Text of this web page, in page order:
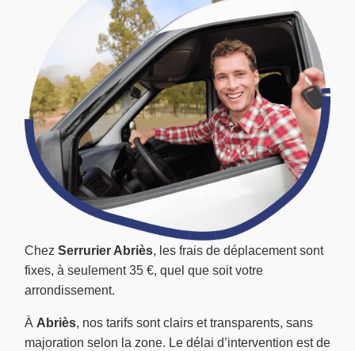
Chez Serrurier Abriès, les frais de déplacement sont
fixes, à seulement 35 €, quel que soit votre
arrondissement.
À Abriès, nos tarifs sont clairs et transparents, sans
majoration selon la zone. Le délai d’intervention est de